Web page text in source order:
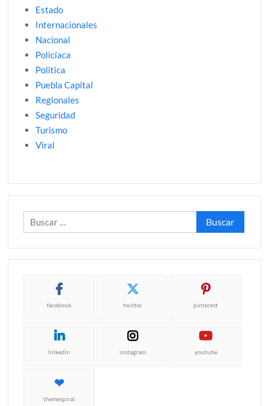
Estado
Internacionales
Nacional
Policíaca
Politica
Puebla Capital
Regionales
Seguridad
Turismo
Viral
Buscar:
facebook twitter pinterest
linkedin instagram youtube
themespiral